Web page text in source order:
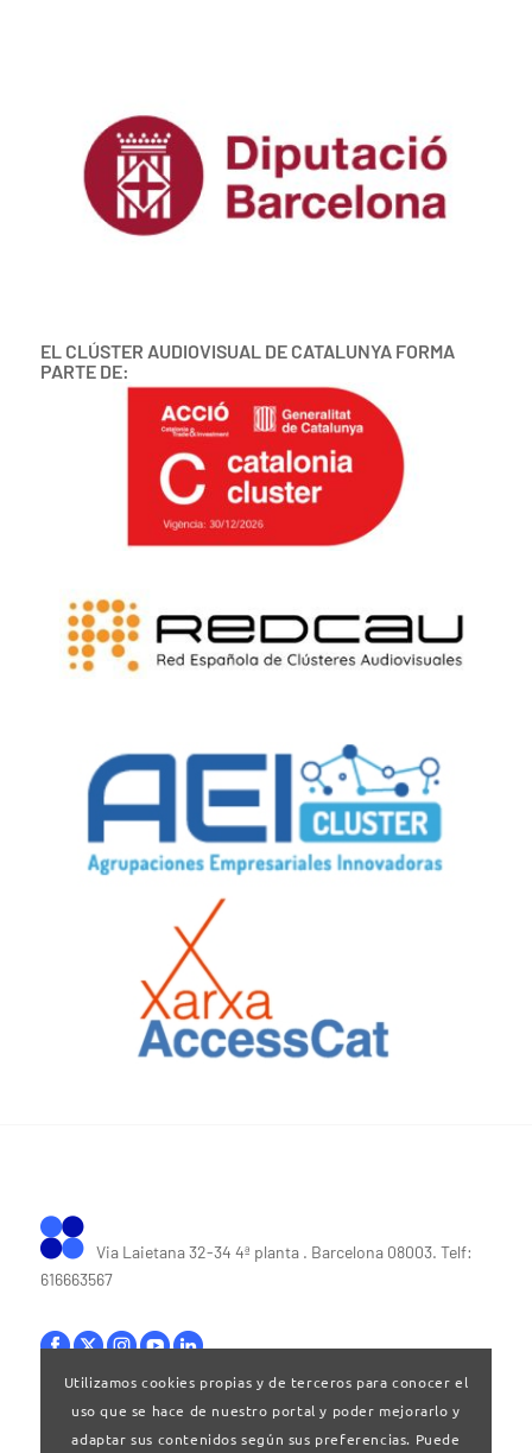
EL CLÚSTER AUDIOVISUAL DE CATALUNYA FORMA
PARTE DE:
Via Laietana 32-34 4ª planta . Barcelona 08003. Telf:
616663567
Bases legales|Política de privacitat
Utilizamos cookies propias y de terceros para conocer el
uso que se hace de nuestro portal y poder mejorarlo y
adaptar sus contenidos según sus preferencias. Puede